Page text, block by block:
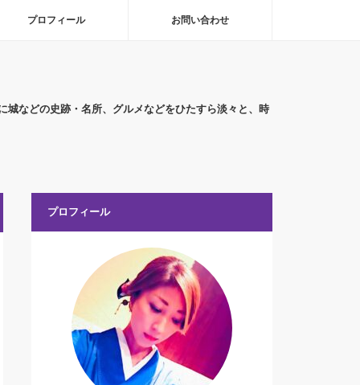
プロフィール お問い合わせ
城などの史跡・名所、グルメなどをひたすら淡々と、時
プロフィール